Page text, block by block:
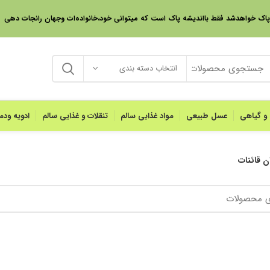
خواهدشد فقط بااندیشه پاک است که میتوانی خود،خانواده‌ات وجهان رانجات دهی
انتخاب دسته بندی
و گیاهی عسل طبیعی مواد غذایی سالم تنقلات و غذایی سالم ادویه
قائنات